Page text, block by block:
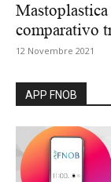
comparativo
12 Novembre 2021
APP FNOB